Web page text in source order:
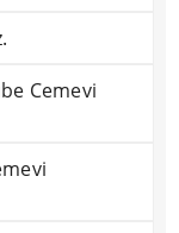
Cemevi